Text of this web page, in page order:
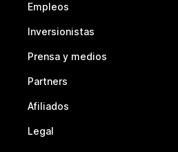
Empleos
Inversionistas
Prensa y medios
Partners
Afiliados
Legal